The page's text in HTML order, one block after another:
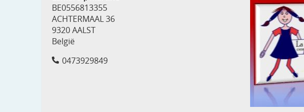
BE0556813355
ACHTERMAAL 36
9320 AALST
België
0473929849